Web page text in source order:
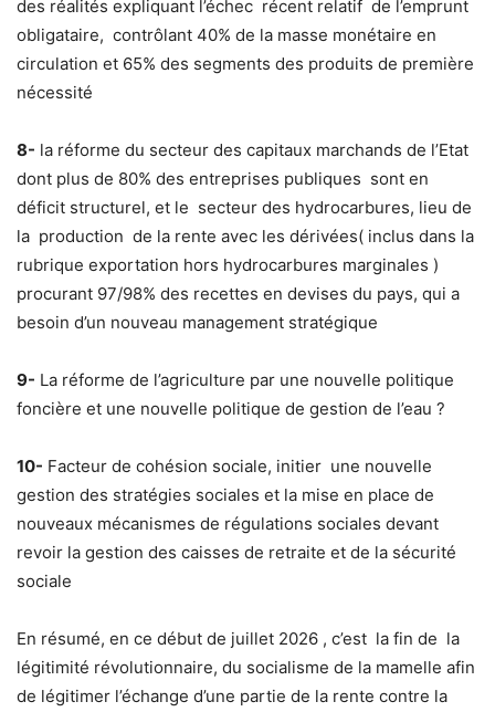
des réalités expliquant l’échec récent relatif de l’emprunt
obligataire, contrôlant 40% de la masse monétaire en
circulation et 65% des segments des produits de première
nécessité
8- la réforme du secteur des capitaux marchands de l’Etat
dont plus de 80% des entreprises publiques sont en
déficit structurel, et le secteur des hydrocarbures, lieu de
la production de la rente avec les dérivées( inclus dans la
rubrique exportation hors hydrocarbures marginales )
procurant 97/98% des recettes en devises du pays, qui a
besoin d’un nouveau management stratégique
9- La réforme de l’agriculture par une nouvelle politique
foncière et une nouvelle politique de gestion de l’eau ?
10- Facteur de cohésion sociale, initier une nouvelle
gestion des stratégies sociales et la mise en place de
nouveaux mécanismes de régulations sociales devant
revoir la gestion des caisses de retraite et de la sécurité
sociale
En résumé, en ce début de juillet 2026 , c’est la fin de la
légitimité révolutionnaire, du socialisme de la mamelle afin
de légitimer l’échange d’une partie de la rente contre la